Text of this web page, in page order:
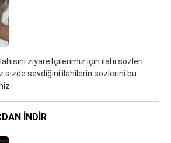
ziyaretçilerimiz için ilahi sözleri
sizde sevdiğini ilahilerin sözlerini bu
İNDIR